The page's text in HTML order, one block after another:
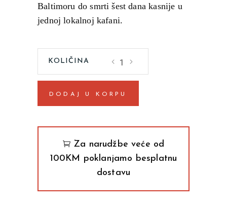
Baltimoru do smrti šest dana kasnije u
jednoj lokalnoj kafani.
Po
–
iz
jednog
čitanja
Piter
DODAJ U KORPU
Za narudžbe veće od
100KM poklanjamo besplatnu
dostavu